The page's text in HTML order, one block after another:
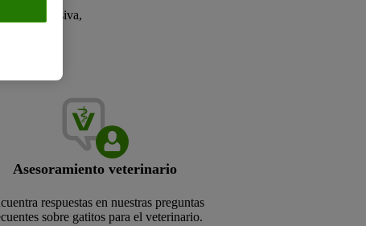
exclusiva,
Asesoramiento veterinario
respuestas en nuestras preguntas
sobre gatitos para el veterinario.